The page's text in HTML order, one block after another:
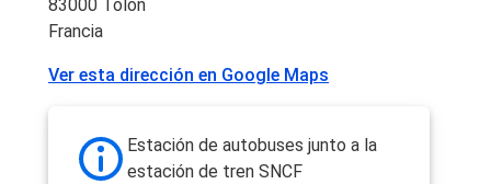
83000 Tolón
Francia
Ver esta dirección en Google Maps
Estación de autobuses junto a la
estación de tren SNCF